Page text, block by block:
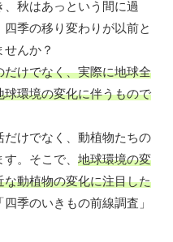
秋はあっという間に過
季の移り変わりが以前と
んか？
けでなく、実際に地球全
環境の変化に伴うもので
だけでなく、動植物たちの
。そこで、 地球環境の変
動植物の変化に注目した
四季のいきもの前線調査」